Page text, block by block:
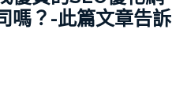
嗎？-此篇文章告訴